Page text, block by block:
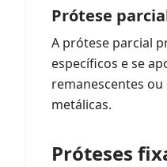
Prótese
A prótese parcial
específicos e se
remanescentes
metálicas.
Próteses